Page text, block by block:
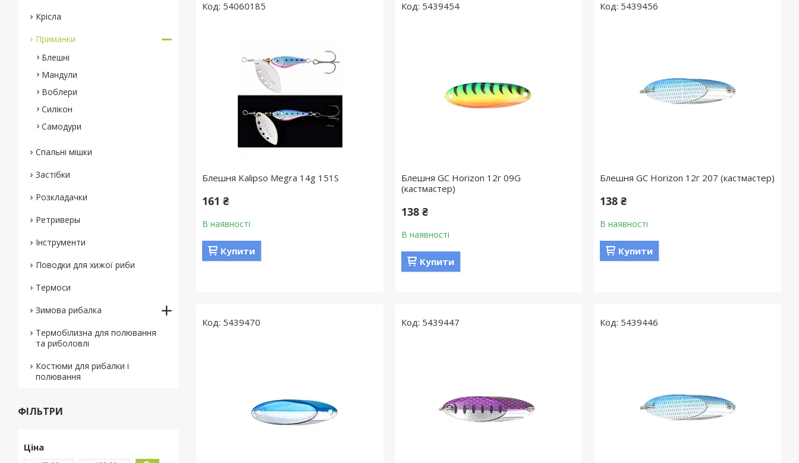
54060185
Блешня Kalipso Megra 14g 151S
161 ₴
В наявності
Купити
5439454
Блешня GC Horizon 12г 09G
(кастмастер)
138 ₴
В наявності
Купити
5439456
Блешня GC Horizon 12г 207 (кастмастер)
138 ₴
В наявності
Купити
5439470 5439447 5439446
Крісла
Приманки
Блешні
Мандули
Воблери
Силікон
Самодури
Спальні мішки
Застібки
Розкладачки
Ретриверы
Інструменти
Поводки для хижої риби
Термоси
Зимова рибалка
Термобілизна для полювання
та риболовлі
Костюми для рибалки і
полювання
ФІЛЬТРИ
Ціна